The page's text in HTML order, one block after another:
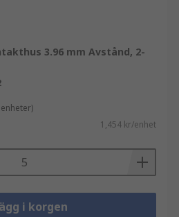
3.96 mm Avstånd, 2-
1,454 kr/enhet
i korgen